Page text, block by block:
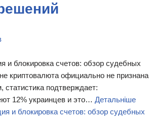
и блокировка счетов: обзор судебных
криптовалюта официально не признана
подтверждает:
12% украинцев и это… Детальніше
и блокировка счетов: обзор судебных